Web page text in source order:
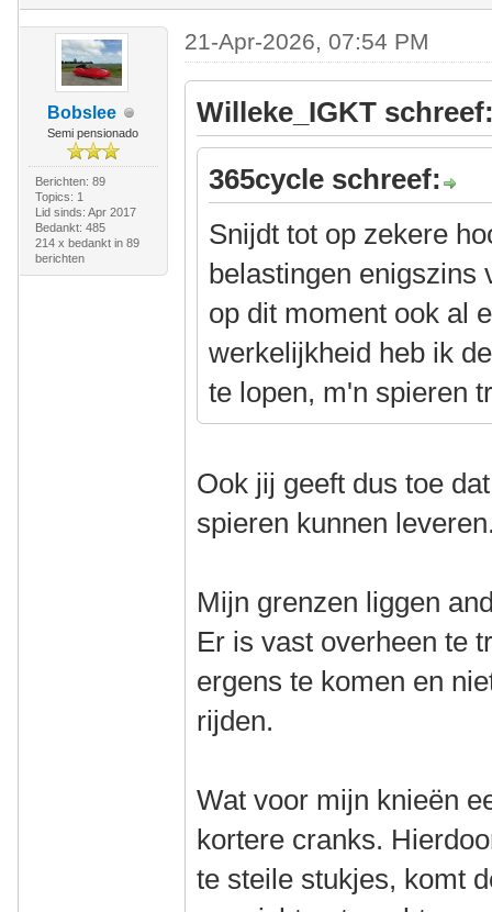
Bobslee
Semi pensionado
Berichten: 89
Topics: 1
Lid sinds: Apr 2017
Bedankt: 485
214 x bedankt in 89
berichten
21-Apr-2026, 07:54 PM
Willeke_IGKT
365cycle schreef:
Snijdt tot op zekere
belastingen enigszins
op dit moment ook al
werkelijkheid heb ik
te lopen, m'n spieren
Ook jij geeft dus toe
spieren kunnen
Mijn grenzen liggen
Er is vast overheen te
ergens te komen en
rijden.
Wat voor mijn knieën
kortere cranks.
te steile stukjes, komt